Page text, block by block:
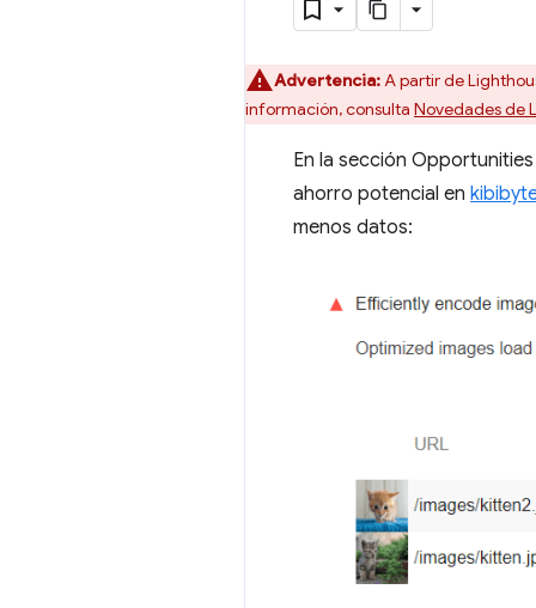
Advertencia:A partir de
información, consulta Novedades de
En la sección
ahorro potencial en
menos datos: